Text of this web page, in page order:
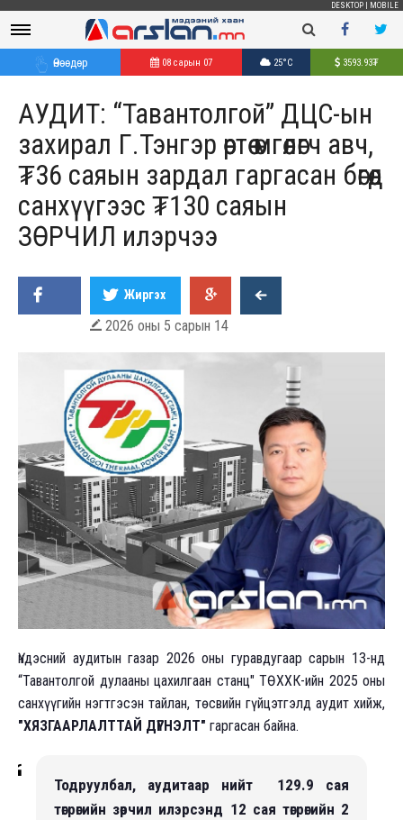
DESKTOP MOBILE
Өнөөдөр 08 сарын 07 25°C 3593.93₮
АУДИТ: “Тавантолгой” ДЦС-ын
захирал Г.Тэнгэр өөртөө өмгөөлөгч авч,
₮36 саяын зардал гаргасан бөгөөд
санхүүгээс ₮130 саяын
ЗӨРЧИЛ илэрчээ
Жиргэх
 2026 оны 5 сарын 14
Үндэсний аудитын газар 2026 оны гуравдугаар сарын 13-нд
“Тавантолгой дулааны цахилгаан станц" ТӨХХК-ийн 2025 оны
санхүүгийн нэгтгэсэн тайлан, төсвийн гүйцэтгэлд аудит хийж,
"ХЯЗГААРЛАЛТТАЙ ДҮГНЭЛТ" гаргасан байна.
Тодруулбал, аудитаар нийт 129.9 сая
төгрөгийн зөрчил илэрсэнд 12 сая төгрөгийн 2